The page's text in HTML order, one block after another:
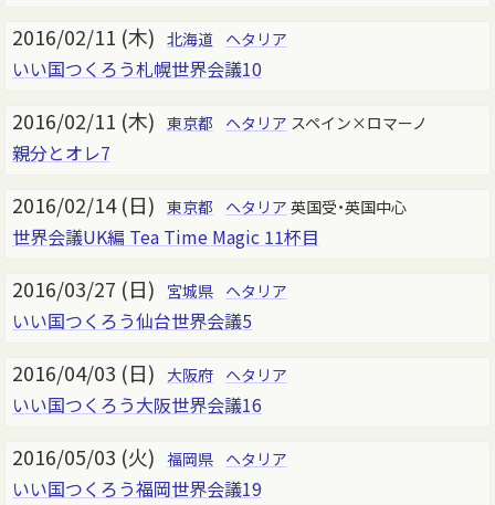
2016/02/11 (木) 北海道 ヘタリア
いい国つくろう札幌世界会議10
2016/02/11 (木) 東京都 ヘタリア スペイン×ロマーノ
親分とオレ7
2016/02/14 (日) 東京都 ヘタリア 英国受・英国中心
世界会議UK編 Tea Time Magic 11杯目
2016/03/27 (日) 宮城県 ヘタリア
いい国つくろう仙台世界会議5
2016/04/03 (日) 大阪府 ヘタリア
いい国つくろう大阪世界会議16
2016/05/03 (火) 福岡県 ヘタリア
いい国つくろう福岡世界会議19